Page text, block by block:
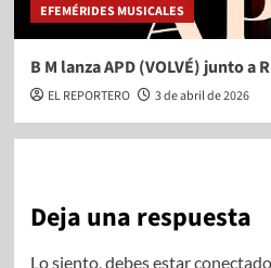
EFEMÉRIDES MUSICALES
B M lanza APD (VOLVÉ) junto a
EL REPORTERO 3 de abril de 2026
Deja una respuesta
Lo siento, debes estarconectado